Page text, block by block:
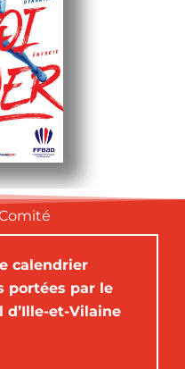
calendrier
portées par le
et-Vilaine